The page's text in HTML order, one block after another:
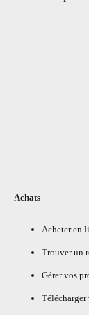
Achats
Acheter en
Trouver un
Gérer vos